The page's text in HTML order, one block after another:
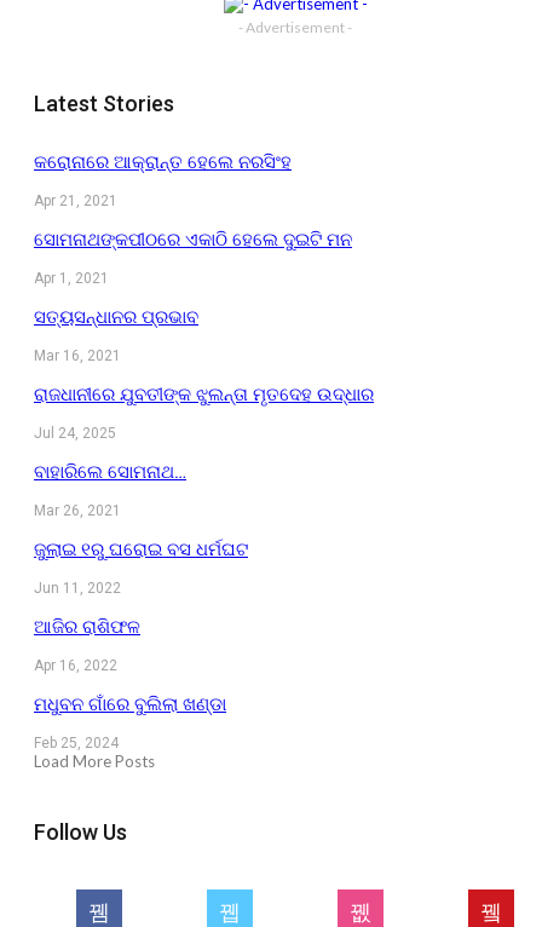
- Advertisement -
Latest Stories
କରୋନାରେ ଆକ୍ରାନ୍ତ ହେଲେ ନରସିଂହ
Apr 21, 2021
ସୋମନାଥଙ୍କପୀଠରେ ଏକାଠି ହେଲେ ଦୁଇଟି ମନ
Apr 1, 2021
ସତ୍ୟସନ୍ଧାନର ପ୍ରଭାବ
Mar 16, 2021
ରାଜଧାନୀରେ ଯୁବତୀଙ୍କ ଝୁଲନ୍ତା ମୃତଦେହ ଉଦ୍ଧାର
Jul 24, 2025
ବାହାରିଲେ ସୋମନାଥ…
Mar 26, 2021
ଜୁଲାଇ ୧ରୁ ଘରୋଇ ବସ ଧର୍ମଘଟ
Jun 11, 2022
ଆଜିର ରାଶିଫଳ
Apr 16, 2022
ମଧୁବନ ଗାଁରେ ବୁଲିଲା ଖଣ୍ଡା
Feb 25, 2024
Load More Posts
Follow Us